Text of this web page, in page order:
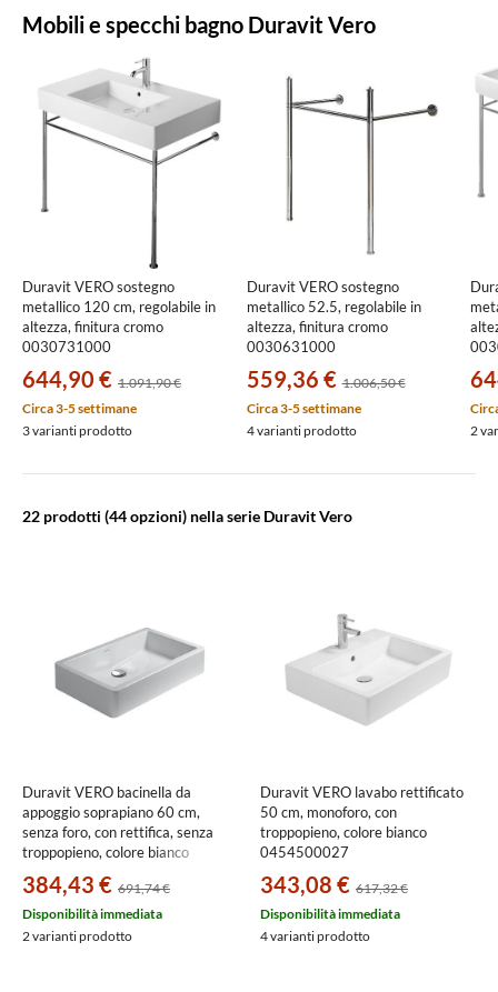
Mobili e specchi bagno Duravit Vero
Duravit VERO sostegno
metallico 120 cm, regolabile in
altezza, finitura cromo
0030731000
644,90 € 1.091,90 €
Circa 3-5 settimane
3 varianti prodotto
Duravit VERO sostegno
metallico 52.5, regolabile in
altezza, finitura cromo
0030631000
559,36 € 1.006,50 €
Circa 3-5 settimane
4 varianti prodotto
2
22 prodotti (44 opzioni) nella serie Duravit Vero
Duravit VERO bacinella da
appoggio soprapiano 60 cm,
senza foro, con rettifica, senza
troppopieno, colore bianco
0455600000
384,43 € 691,74 €
Disponibilità immediata
2 varianti prodotto
Duravit VERO lavabo rettificato
50 cm, monoforo, con
troppopieno, colore bianco
0454500027
343,08 € 617,32 €
Disponibilità immediata
4 varianti prodotto